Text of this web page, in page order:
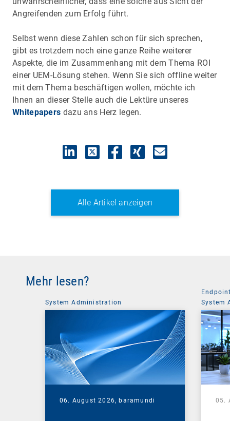
Angreifenden zum Erfolg führt.
Selbst wenn diese Zahlen schon für sich sprechen,
gibt es trotzdem noch eine ganze Reihe weiterer
Aspekte, die im Zusammenhang mit dem Thema ROI
einer UEM-Lösung stehen. Wenn Sie sich offline weiter
mit dem Thema beschäftigen wollen, möchte ich
Ihnen an dieser Stelle auch die Lektüre unseres
Whitepapers dazu ans Herz legen.
Alle Artikel anzeigen
Mehr lesen?
System Administration
06. August 2026,baramundi
System
05.